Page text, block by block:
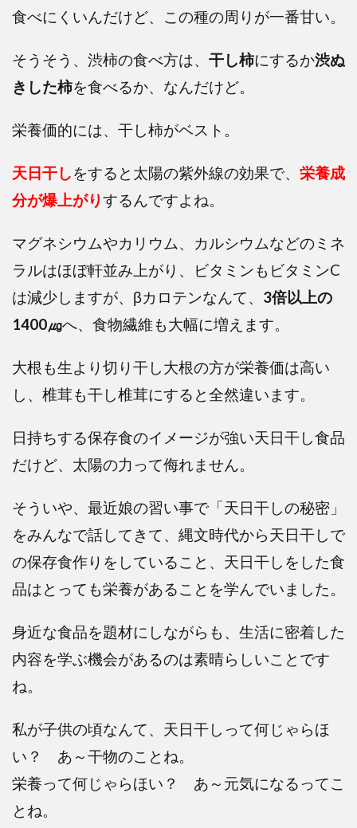
食べにくいんだけど、この種の周りが一番甘い。
そうそう、渋柿の食べ方は、 干し柿にするか渋ぬ
きした柿を食べるか、なんだけど。
栄養価的には、干し柿がベスト。
天日干しをすると太陽の紫外線の効果で、 栄養成
分が爆上がりするんですよね。
マグネシウムやカリウム、カルシウムなどのミネ
ラルはほぼ軒並み上がり、ビタミンもビタミンC
は減少しますが、βカロテンなんて、 3倍以上の
1400㎍へ、食物繊維も大幅に増えます。
大根も生より切り干し大根の方が栄養価は高い
し、椎茸も干し椎茸にすると全然違います。
日持ちする保存食のイメージが強い天日干し食品
だけど、太陽の力って侮れません。
そういや、最近娘の習い事で「天日干しの秘密」
をみんなで話してきて、縄文時代から天日干しで
の保存食作りをしていること、天日干しをした食
品はとっても栄養があることを学んでいました。
身近な食品を題材にしながらも、生活に密着した
内容を学ぶ機会があるのは素晴らしいことです
ね。
私が子供の頃なんて、天日干しって何じゃらほ
い？ あ～干物のことね。
栄養って何じゃらほい？ あ～元気になるってこ
とね。